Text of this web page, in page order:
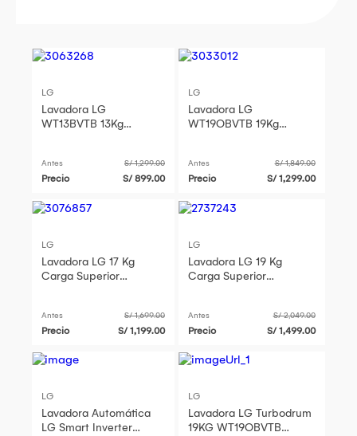
LG
Lavadora LG
WT13BVTB 13Kg
Antes S/ 1,299.00
Precio S/ 899.00
LG
Lavadora LG
WT19OBVTB 19Kg
Antes S/ 1,849.00
Precio S/ 1,299.00
LG
Lavadora LG 17 Kg
Carga Superior
Antes S/ 1,699.00
Precio S/ 1,199.00
LG
Lavadora LG 19 Kg
Carga Superior
Antes S/ 2,049.00
Precio S/ 1,499.00
LG
Lavadora Automática
LG Smart Inverter
LG
Lavadora LG Turbodrum
19KG WT19OBVTB